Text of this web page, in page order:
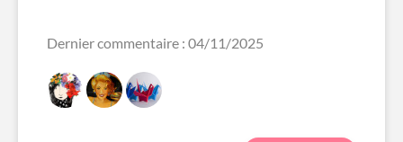
Dernier commentaire : 04/11/2025